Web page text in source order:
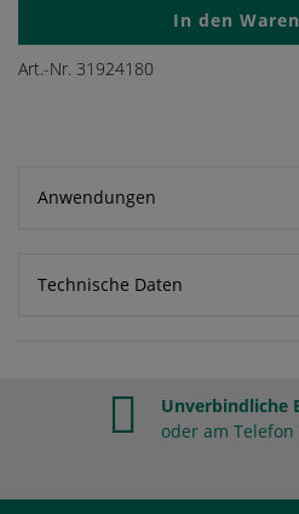
In den
Art.-Nr. 31924180
Anwendungen
Technische Daten
Unverbindliche
oder am Telefon